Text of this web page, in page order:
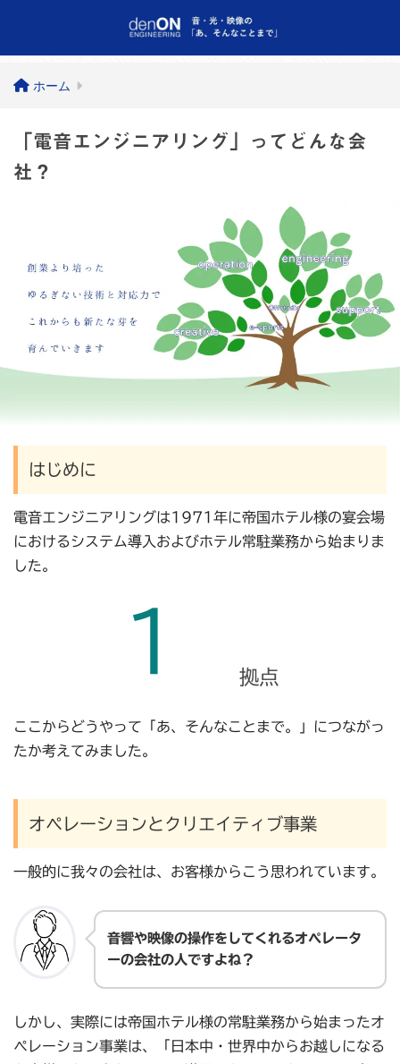
ホーム
「電音エンジニアリング」ってどんな会
社？
はじめに
電音エンジニアリングは1971年に帝国ホテル様の宴会場
におけるシステム導入およびホテル常駐業務から始まりま
した。
拠点
ここからどうやって「あ、そんなことまで。」につながっ
たか考えてみました。
オペレーションとクリエイティブ事業
一般的に我々の会社は、お客様からこう思われています。
音響や映像の操作をしてくれるオペレータ
ーの会社の人ですよね？
しかし、実際には帝国ホテル様の常駐業務から始まったオ
ペレーション事業は、「日本中・世界中からお越しになる